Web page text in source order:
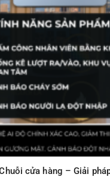
cửa hàng – Giải